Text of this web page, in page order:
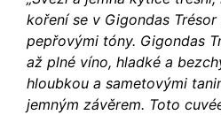
koření se v Gigondas
pepřovými tóny. Gigondas
až plné víno, hladké a
hloubkou a sametovými
jemným závěrem. Toto